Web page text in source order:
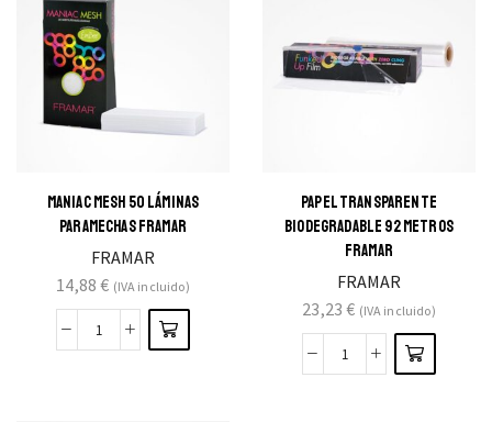
MANIAC MESH 50 LÁMINAS
PARAMECHAS FRAMAR
FRAMAR
14,88€ (IVA incluido)
PAPEL TRANSPARENTE
BIODEGRADABLE 92 METROS
FRAMAR
FRAMAR
23,23€ (IVA incluido)